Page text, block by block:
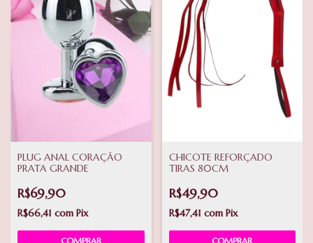
PLUG ANAL CORAÇÃO
PRATA GRANDE
R$69,90
R$66,41 com Pix
COMPRAR
CHICOTE REFORÇADO
TIRAS 80CM
R$49,90
R$47,41 com Pix